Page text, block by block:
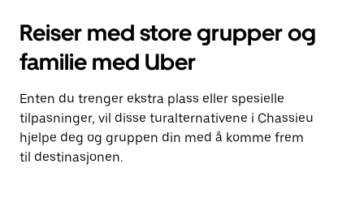
Reiser med store grupper og
familie med Uber
Enten du trenger ekstra plass eller spesielle
tilpasninger, vil disse turalternativene i Chassieu
hjelpe deg og gruppen din med å komme frem
til destinasjonen.